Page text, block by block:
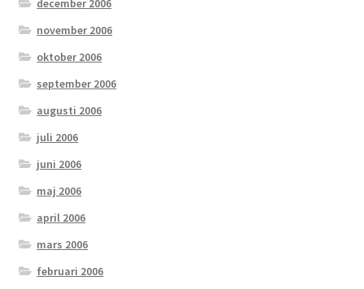
december 2006
november 2006
oktober 2006
september 2006
augusti 2006
juli 2006
juni 2006
maj 2006
april 2006
mars 2006
februari 2006